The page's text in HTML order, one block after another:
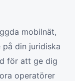
mobilnät,
på din juridiska
för att ge dig
operatörer